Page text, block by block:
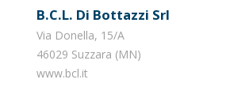
B.c.l. Di Bottazzi Srl
Via Donella, 15/A
46029 Suzzara (MN)
www.bcl.it